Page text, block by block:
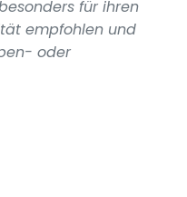
für ihren
empfohlen und
oder